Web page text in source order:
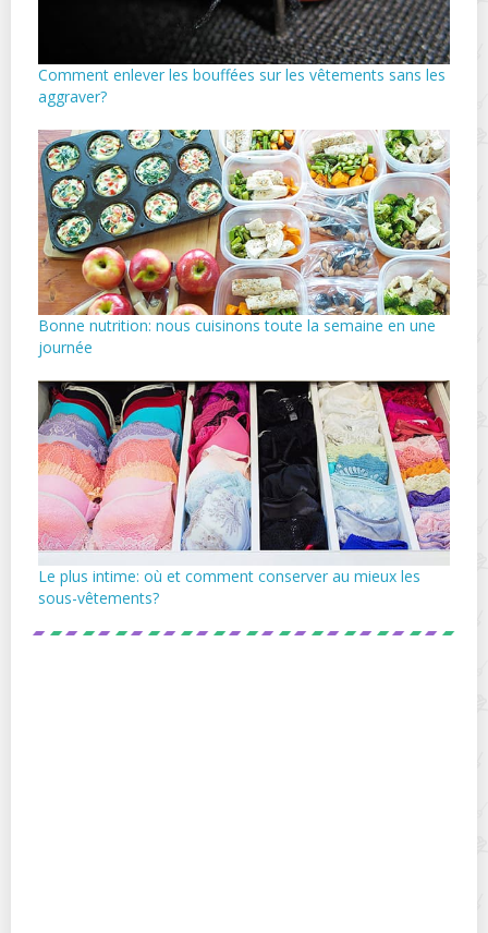
Comment enlever les bouffées sur les vêtements sans les
aggraver?
Bonne nutrition: nous cuisinons toute la semaine en une
journée
Le plus intime: où et comment conserver au mieux les
sous-vêtements?